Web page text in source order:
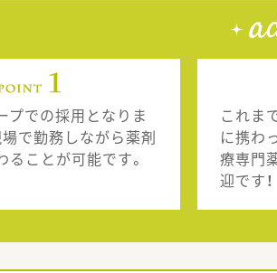
プでの採用となりま
場で勤務しながら薬剤
ることが可能です。
これま
に携わ
療専門
迎です！